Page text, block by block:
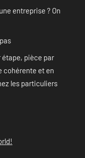
entreprise ? On
étape, pièce par
cohérente et en
les particuliers